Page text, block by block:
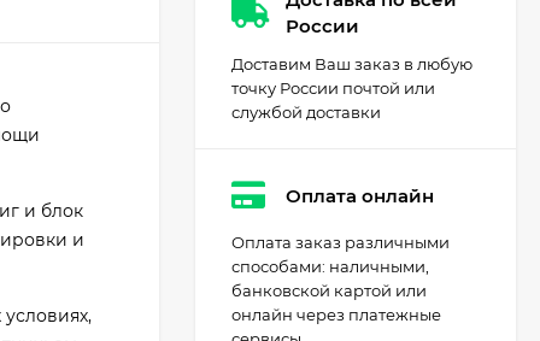
и блок
и
России
Доставим Ваш заказ в любую
точку России почтой или
службой доставки
Оплата онлайн
Оплата заказ различными
способами: наличными,
банковской картой или
онлайн через платежные